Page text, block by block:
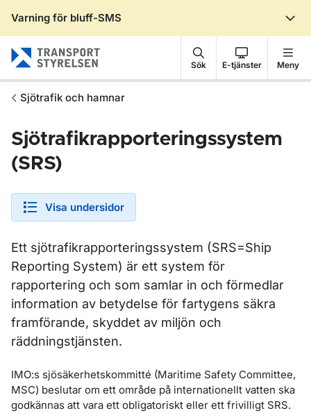
Varning för bluff-SMS
Sök E-tjänster Meny
Sjötrafik och hamnar
Sjötrafikrapporteringssystem
(SRS)
Visa undersidor
Ett sjötrafikrapporteringssystem (SRS=Ship
Reporting System) är ett system för
rapportering och som samlar in och förmedlar
information av betydelse för fartygens säkra
framförande, skyddet av miljön och
räddningstjänsten.
IMO:s sjösäkerhetskommitté (Maritime Safety Committee,
MSC) beslutar om ett område på internationellt vatten ska
godkännas att vara ett obligatoriskt eller ett frivilligt SRS.